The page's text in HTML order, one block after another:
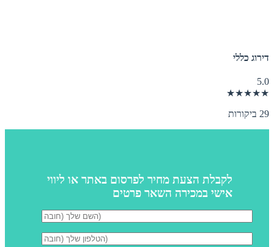
דירוג כללי
5.0
★★★★★
29 ביקורות
לקבלת הצעת מחיר לפרסום באתר או ליווי
אישי במכירה השאר פרטים